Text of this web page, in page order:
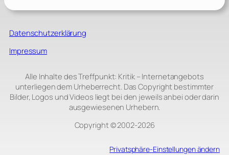
Datenschutzerklärung
Impressum
Alle Inhalte des Treffpunkt: Kritik – Internetangebots
unterliegen dem Urheberrecht. Das Copyright bestimmter
Bilder, Logos und Videos liegt bei den jeweils anbei oder darin
ausgewiesenen Urhebern.
Copyright © 2002‑2026
Privatsphäre-Einstellungen ändern